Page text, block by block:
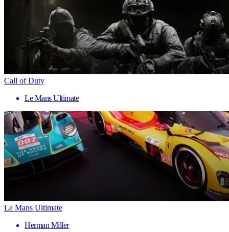
Call of Duty
Le Mans Ultimate
Le Mans Ultimate
Herman Miller